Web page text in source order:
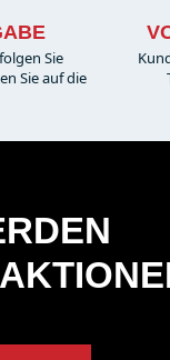
Sie
Sie auf die